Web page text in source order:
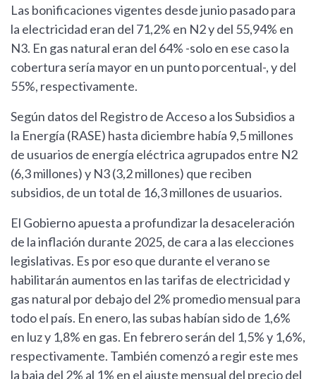
Las bonificaciones vigentes desde junio pasado para
la electricidad eran del 71,2% en N2 y del 55,94% en
N3. En gas natural eran del 64% -solo en ese caso la
cobertura sería mayor en un punto porcentual-, y del
55%, respectivamente.
Según datos del Registro de Acceso a los Subsidios a
la Energía (RASE) hasta diciembre había 9,5 millones
de usuarios de energía eléctrica agrupados entre N2
(6,3 millones) y N3 (3,2 millones) que reciben
subsidios, de un total de 16,3 millones de usuarios.
El Gobierno apuesta a profundizar la desaceleración
de la inflación durante 2025, de cara a las elecciones
legislativas. Es por eso que durante el verano se
habilitarán aumentos en las tarifas de electricidad y
gas natural por debajo del 2% promedio mensual para
todo el país. En enero, las subas habían sido de 1,6%
en luz y 1,8% en gas. En febrero serán del 1,5% y 1,6%,
respectivamente. También comenzó a regir este mes
la baja del 2% al 1% en el ajuste mensual del precio del